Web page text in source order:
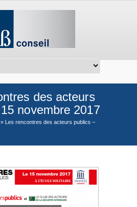
des acteurs
novembre 2017
» Les rencontres des acteurs publics –